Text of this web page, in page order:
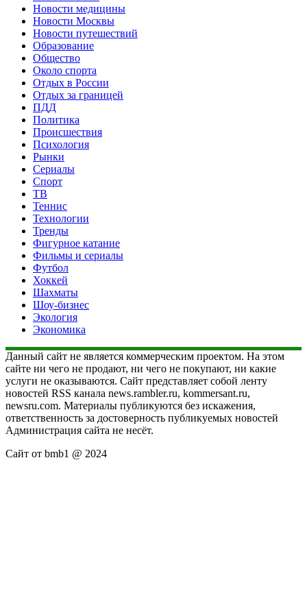
Новости медицины
Новости Москвы
Новости путешествий
Образование
Общество
Около спорта
Отдых в России
Отдых за границей
ПДД
Политика
Происшествия
Психология
Рынки
Сериалы
Спорт
ТВ
Теннис
Технологии
Тренды
Фигурное катание
Фильмы и сериалы
Футбол
Хоккей
Шахматы
Шоу-бизнес
Экология
Экономика
Данный сайт не является коммерческим проектом. На этом
сайте ни чего не продают, ни чего не покупают, ни какие
услуги не оказываются. Сайт представляет собой ленту
новостей RSS канала news.rambler.ru, kommersant.ru,
newsru.com. Материалы публикуются без искажения,
ответственность за достоверность публикуемых новостей
Администрация сайта не несёт.
Сайт от bmb1 @ 2024